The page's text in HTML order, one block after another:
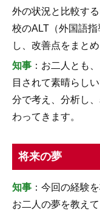
外の状況と比較す
校のALT（外国語
し、改善点をまとめ
知事 ：お二人とも
目されて素晴らし
分で考え、分析し
わってきます。
将来の夢
知事 ：今回の経験
お二人の夢を教えて